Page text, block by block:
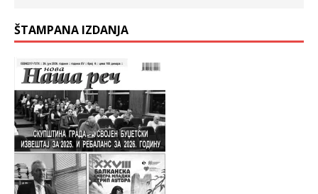
ŠTAMPANA IZDANJA